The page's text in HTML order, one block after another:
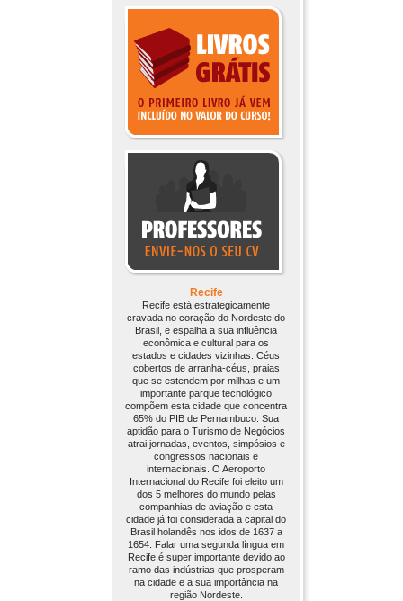
Recife
Recife está estrategicamente
cravada no coração do Nordeste do
Brasil, e espalha a sua influência
econômica e cultural para os
estados e cidades vizinhas. Céus
cobertos de arranha-céus, praias
que se estendem por milhas e um
importante parque tecnológico
compõem esta cidade que concentra
65% do PIB de Pernambuco. Sua
aptidão para o Turismo de Negócios
atrai jornadas, eventos, simpósios e
congressos nacionais e
internacionais. O Aeroporto
Internacional do Recife foi eleito um
dos 5 melhores do mundo pelas
companhias de aviação e esta
cidade já foi considerada a capital do
Brasil holandês nos idos de 1637 a
1654. Falar uma segunda língua em
Recife é super importante devido ao
ramo das indústrias que prosperam
na cidade e a sua importância na
região Nordeste.